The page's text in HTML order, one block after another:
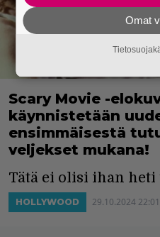
Scary Movie -
käynnistetään
ensimmäisestä
veljekset mukana!
Tätä ei olisi ihan heti
HOLLYWOOD 29.10.2024 22:01
Omat